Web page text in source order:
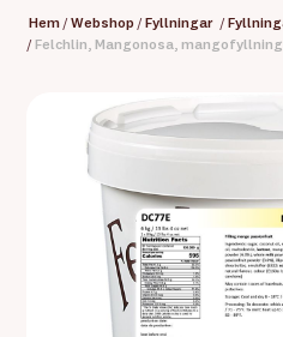
Hem / Webshop / Fyllningar /
/ Felchlin, Mangonosa,